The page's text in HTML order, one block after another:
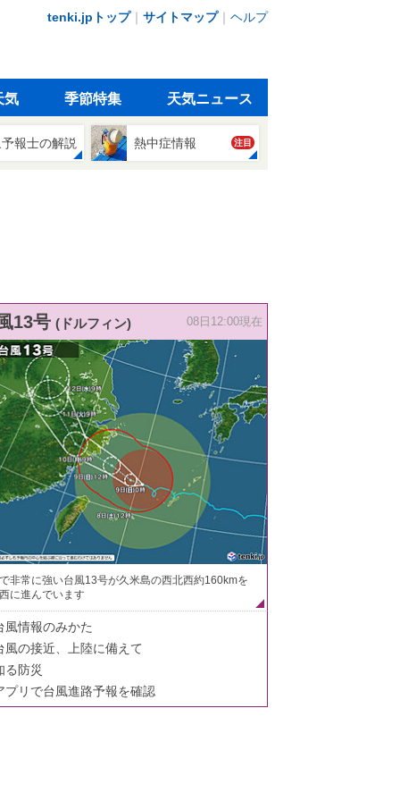
tenki.jpトップ｜ サイトマップ｜ ヘルプ
気 季節特集 天気ニュース
報士の解説 熱中症情報 注目
13号 (ドルフィン) 08日12:00現在
非常に強い台風13号が久米島の西北西約160kmを
に進んでいます
風情報のみかた
風の接近、上陸に備えて
る防災
プリで台風進路予報を確認